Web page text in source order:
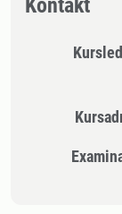
Kontakt